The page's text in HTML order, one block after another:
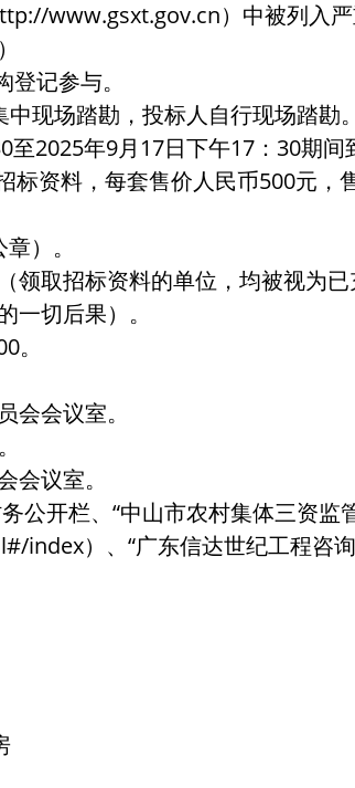
www.gsxt.gov.cn）中被列入
记参与。
现场踏勘，投标人自行现场踏勘。
2025年9月17日下午17：30期
资料，每套售价人民币500元，
）。
领取招标资料的单位，均被视为
切后果）。
。
会议室。
议室。
公开栏、“中山市农村集体三资监
index）、“广东信达世纪工程咨